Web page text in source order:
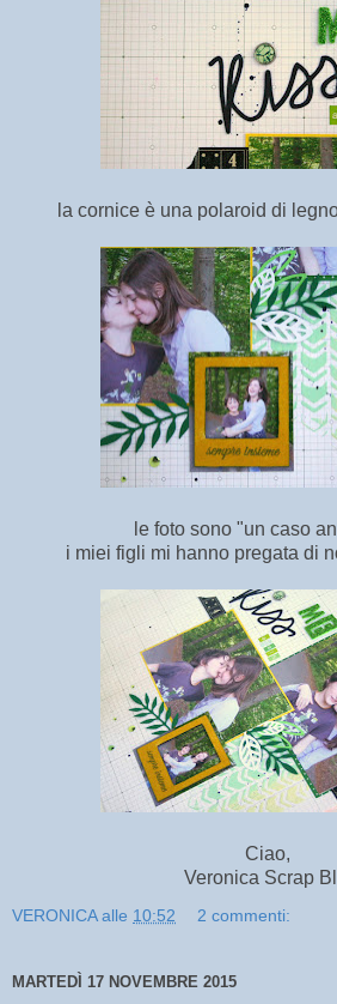
la cornice è una polaroid di
le foto sono "un caso
i miei figli mi hanno pregata di
Ciao,
Veronica Scrap
VERONICA alle 10:52 2 commenti:
MARTEDÌ 17 NOVEMBRE 2015